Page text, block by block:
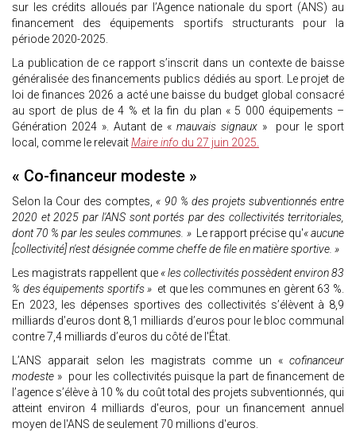
sur les crédits alloués par l’Agence nationale du sport (ANS) au
financement des équipements sportifs structurants pour la
période 2020-2025.
La publication de ce rapport s’inscrit dans un contexte de baisse
généralisée des financements publics dédiés au sport. Le projet de
loi de finances 2026 a acté une baisse du budget global consacré
au sport de plus de 4 % et la fin du plan « 5 000 équipements –
Génération 2024 ». Autant de « mauvais signaux » pour le sport
local, comme le relevaitMaire info du 27 juin 2025.
« Co-financeur modeste »
Selon la Cour des comptes, « 90 % des projets subventionnés entre
2020 et 2025 par l'ANS sont portés par des collectivités territoriales,
dont 70 % par les seules communes. » Le rapport précise qu'« aucune
[collectivité] n'est désignée comme cheffe de file en matière sportive. »
Les magistrats rappellent que « les collectivités possèdent environ 83
% des équipements sportifs » et que les communes en gèrent 63 %.
En 2023, les dépenses sportives des collectivités s’élèvent à 8,9
milliards d’euros dont 8,1 milliards d’euros pour le bloc communal
contre 7,4 milliards d’euros du côté de l'État.
L’ANS apparait selon les magistrats comme un «cofinanceur
modeste » pour les collectivités puisque la part de financement de
l’agence s’élève à 10 % du coût total des projets subventionnés, qui
atteint environ 4 milliards d'euros, pour un financement annuel
moyen de l'ANS de seulement 70 millions d'euros.